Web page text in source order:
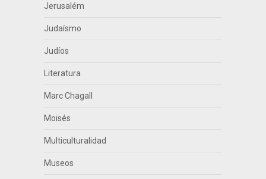
Jerusalém
Judaísmo
Judíos
Literatura
Marc Chagall
Moisés
Multiculturalidad
Museos